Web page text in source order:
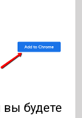
будете